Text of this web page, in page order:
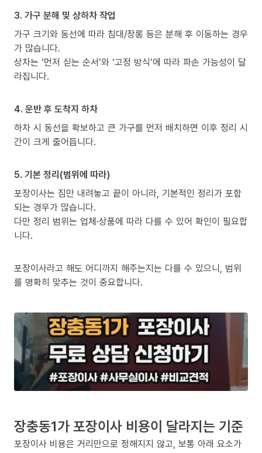
3. 가구 분해 및 상하차 작업
가구 크기와 동선에 따라 침대/장롱 등은 분해 후 이동하는 경우
가 많습니다.
상차는 ‘먼저 싣는 순서’와 ‘고정 방식’에 따라 파손 가능성이 달
라집니다.
4. 운반 후 도착지 하차
하차 시 동선을 확보하고 큰 가구를 먼저 배치하면 이후 정리 시
간이 크게 줄어듭니다.
5. 기본 정리(범위에 따라)
포장이사는 짐만 내려놓고 끝이 아니라, 기본적인 정리가 포함
되는 경우가 많습니다.
다만 정리 범위는 업체·상품에 따라 다를 수 있어 확인이 필요합
니다.
포장이사라고 해도 어디까지 해주는지는 다를 수 있으니, 범위
를 명확히 맞추는 것이 중요합니다.
장충동1가 포장이사 비용이 달라지는 기준
포장이사 비용은 거리만으로 정해지지 않고, 보통 아래 요소가